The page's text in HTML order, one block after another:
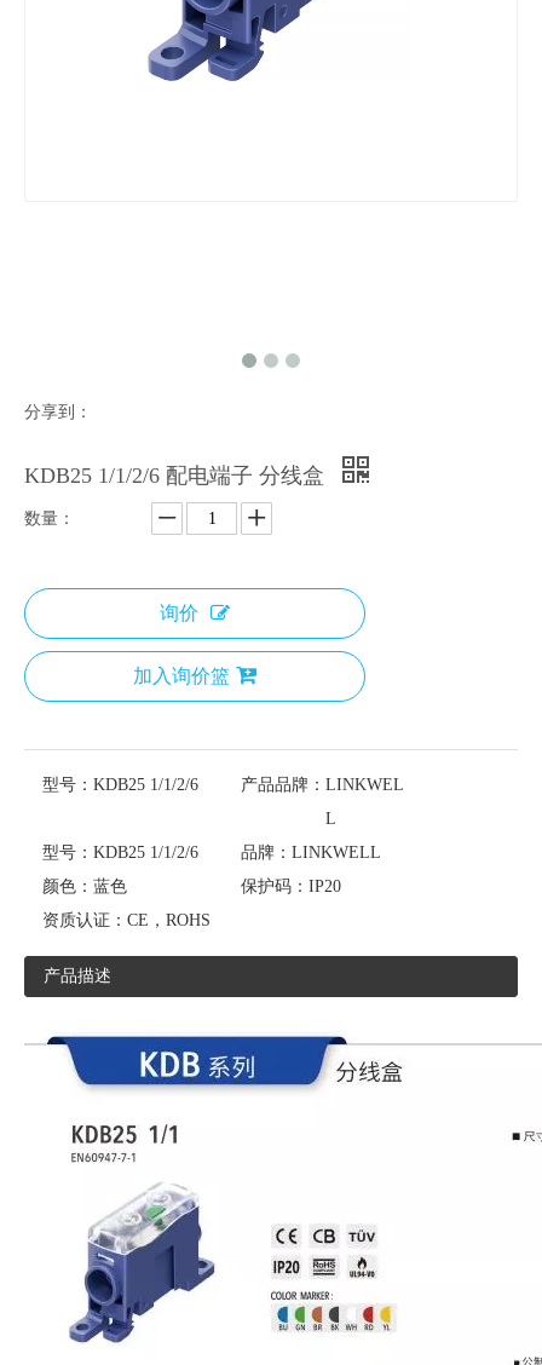
分享到：
KDB25 1/1/2/6 配电端子 分线盒
数量：
询价
加入询价篮
型号： KDB25 1/1/2/6 产品品牌： LINKWEL
L
型号： KDB25 1/1/2/6 品牌： LINKWELL
颜色： 蓝色 保护码： IP20
资质认证： CE，ROHS
产品描述